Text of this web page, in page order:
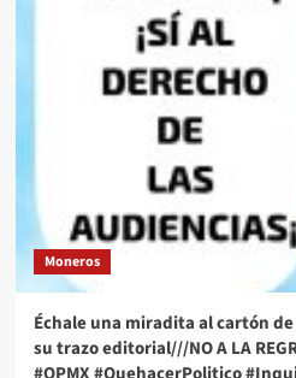
Moneros
Échale una miradita al cartón
su trazo editorial///NO A LA